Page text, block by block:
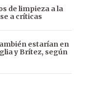
de limpieza a la
a críticas
estarían en
y Brítez, según